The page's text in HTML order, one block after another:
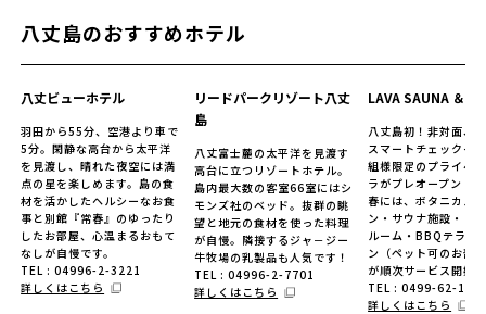
八丈島のおすすめホテル
八丈ビューホテル
羽田から55分、空港より車で
5分。閑静な高台から太平洋
を見渡し、晴れた夜空には満
点の星を楽しめます。島の食
材を活かしたヘルシーなお食
事と別館『常春』のゆったり
したお部屋、心温まるおもて
なしが自慢です。
TEL : 04996-2-3221
詳しくはこちら
リードパークリゾート八丈
島
八丈富士麓の太平洋を見渡す
高台に立つリゾートホテル。
島内最大数の客室66室にはシ
モンズ社のベッド。抜群の眺
望と地元の食材を使った料理
が自慢。隣接するジャ－ジー
牛牧場の乳製品も人気です！
TEL : 04996-2-7701
詳しくはこちら
LAVA SAUNA ＆
八丈島初！非対面、
スマートチェックイ
組様限定のプライベ
ラがプレオープン！
春には、ボタニカル
ン・サウナ施設・リ
ルーム・BBQテラス
ン（ペット可のお部
が順次サービス開始
TEL : 0499-62-
詳しくはこちら